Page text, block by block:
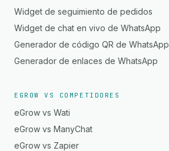
Widget de seguimiento de pedidos
Widget de chat en vivo de WhatsApp
Generador de código QR de WhatsApp
Generador de enlaces de WhatsApp
EGROW VS COMPETIDORES
eGrow vs Wati
eGrow vs ManyChat
eGrow vs Zapier